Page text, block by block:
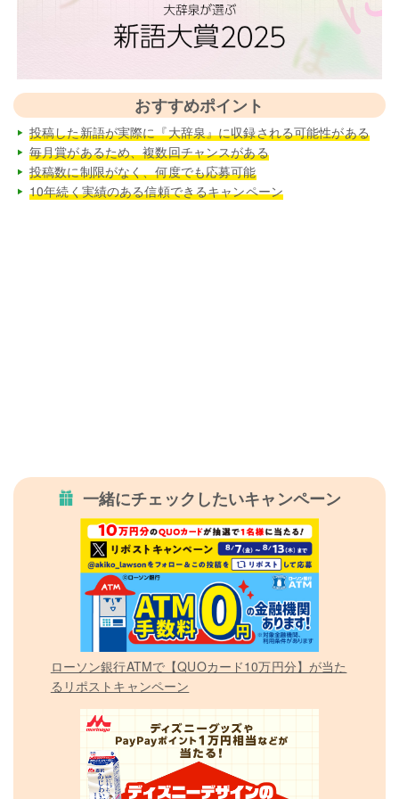
おすすめポイント
投稿した新語が実際に『大辞泉』に収録される可能性がある
毎月賞があるため、複数回チャンスがある
投稿数に制限がなく、何度でも応募可能
10年続く実績のある信頼できるキャンペーン
一緒にチェックしたいキャンペーン
ローソン銀行ATMで【QUOカード10万円分】が当た
るリポストキャンペーン